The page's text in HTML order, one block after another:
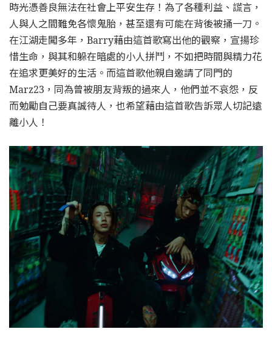
時光憑善良無法在社會上平安生存！為了各種利益、謊言，
人與人之間難免各懷鬼胎，甚至還有可能在背後被捅一刀。
在江湖走闖多年，Barry藉由這首歌寫出他的觀察，宣揚珍
惜生命，與其和躲在暗處的小人拼鬥，不如把時間與精力花
在追求更美好的生活。而這首歌他親自邀請了同門的
Marz23，同為曾被朋友背叛的過來人，他們並不哀怨，反
而勉勵自己要真誠待人，也希望藉由這首歌告訴眾人切記遠
離小人！